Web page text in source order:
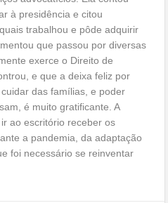
à presidência e citou
trabalhou e pôde adquirir
que passou por diversas
exerce o Direito de
e que a deixa feliz por
das famílias, e poder
é muito gratificante. A
ao escritório receber os
a pandemia, da adaptação
foi necessário se reinventar